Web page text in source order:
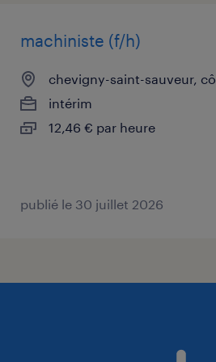
machiniste (f/h)
chevigny-saint-sauveur,
intérim
12,46 € par heure
publié le 30 juillet 2026